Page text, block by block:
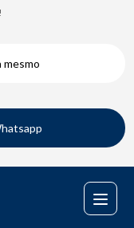
mesmo